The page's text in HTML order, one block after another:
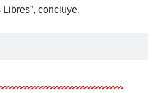
concluye.